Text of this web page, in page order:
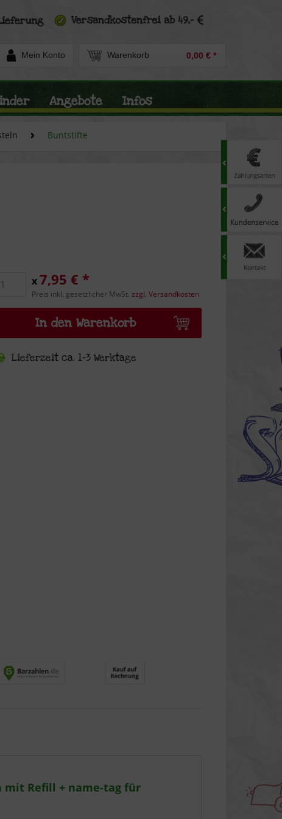
Mein Konto Warenkorb 0,00 € *
Angebote Infos
Buntstifte
x7,95 € *
Preis inkl. gesetzlicher MwSt. zzgl. Versandkosten
In den Warenkorb
Lieferzeit ca. 1-3 Werktage
mit Refill + name-tag für